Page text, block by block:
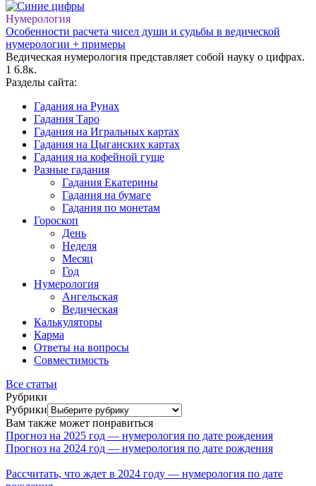
Нумерология
Особенности расчета чисел души и судьбы в ведической
нумерологии + примеры
Ведическая нумерология представляет собой науку о цифрах.
1 6.8к.
Разделы сайта:
Гадания на Рунах
Гадания Таро
Гадания на Игральных картах
Гадания на Цыганских картах
Гадания на кофейной гуще
Разные гадания
Гадания Екатерины
Гадания на бумаге
Гадания по монетам
Гороскоп
День
Неделя
Месяц
Год
Нумерология
Ангельская
Ведическая
Калькуляторы
Карма
Ответы на вопросы
Совместимость
Все статьи
Рубрики
Рубрики
Вам также может понравиться
Прогноз на 2025 год — нумерология по дате рождения
Прогноз на 2024 год — нумерология по дате рождения
Рассчитать, что ждет в 2024 году — нумерология по дате